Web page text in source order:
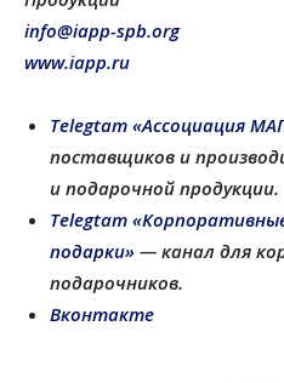
info@iapp-spb.org
www.iapp.ru
Telegtam «Ассоциация
поставщиков и
и подарочной продукции.
Telegtam
подарки» — канал для
подарочников.
Вконтакте